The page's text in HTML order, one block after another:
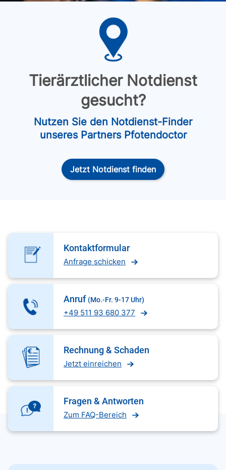
Tierärztlicher Notdienst
gesucht?
Nutzen Sie den Notdienst-Finder
unseres Partners Pfotendoctor
Jetzt Notdienst finden
Kontaktformular
Anfrage schicken
Anruf (Mo.-Fr. 9-17 Uhr)
+49 511 93 680 377
Rechnung & Schaden
Jetzt einreichen
Fragen & Antworten
Zum FAQ-Bereich